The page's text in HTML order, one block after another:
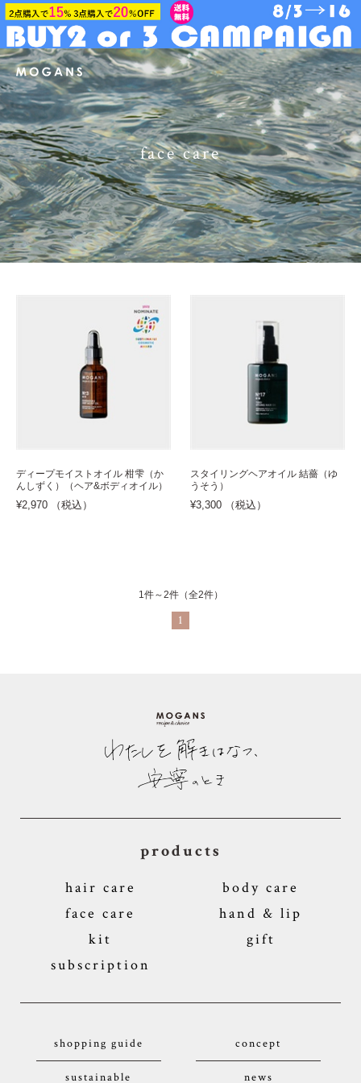
face care
ディープモイストオイル 柑雫（か
んしずく）（ヘア&ボディオイル）
¥2,970 （税込）
スタイリングヘアオイル 結薔（ゆ
うそう）
¥3,300 （税込）
1件～2件（全2件）
1
products
hair care
body care
face care
hand & lip
kit
gift
subscription
shopping guide concept
sustainable news